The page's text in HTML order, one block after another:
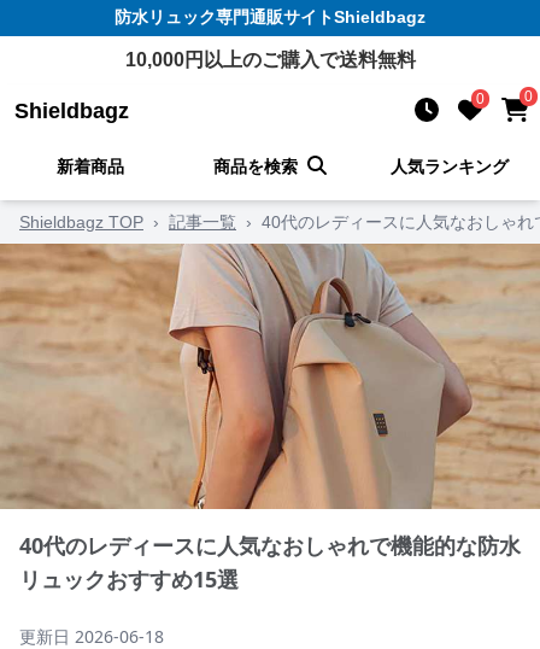
防水リュック専門通販サイトShieldbagz
10,000円以上のご購入で送料無料
Shieldbagz 0 0
新着商品 商品を検索 人気ランキング
Shieldbagz TOP › 記事一覧 › 40代のレディースに人気なおしゃ
40代のレディースに人気なおしゃれで機能的な防水
リュックおすすめ15選
更新日 2026-06-18